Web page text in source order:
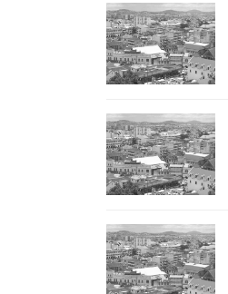
Nous rejoindre
Présentation du bulletin
Comité de rédaction
développement
Dîners débats
Journées d’études
Concours vidéo